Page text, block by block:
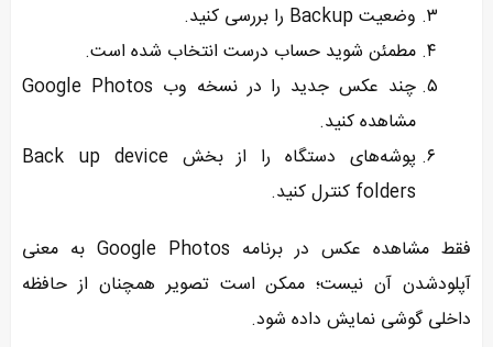
وضعیت Backup را بررسی کنید.
مطمئن شوید حساب درست انتخاب شده است.
چند عکس جدید را در نسخه وب Google Photos
مشاهده کنید.
پوشه‌های دستگاه را از بخش Back up device
folders کنترل کنید.
فقط مشاهده عکس در برنامه Google Photos به معنی
آپلودشدن آن نیست؛ ممکن است تصویر همچنان از حافظه
داخلی گوشی نمایش داده شود.